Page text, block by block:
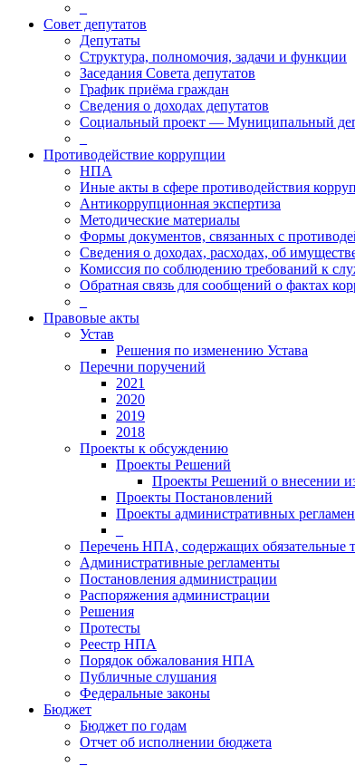
Совет депутатов
Депутаты
Структура, полномочия, задачи и функции
Заседания Совета депутатов
График приёма граждан
Сведения о доходах депутатов
Социальный проект — Муниципальный
Противодействие коррупции
НПА
Иные акты в сфере противодействия
Антикоррупционная экспертиза
Методические материалы
Формы документов, связанных с
Сведения о доходах, расходах, об
Комиссия по соблюдению требований к
Обратная связь для сообщений о фактах
Правовые акты
Устав
Решения по изменению Устава
Перечни поручений
2021
2020
2019
2018
Проекты к обсуждению
Проекты Решений
Проекты Решений о внесении
Проекты Постановлений
Проекты административных
Перечень НПА, содержащих обязательные
Административные регламенты
Постановления администрации
Распоряжения администрации
Решения
Протесты
Реестр НПА
Порядок обжалования НПА
Публичные слушания
Федеральные законы
Бюджет
Бюджет по годам
Отчет об исполнении бюджета